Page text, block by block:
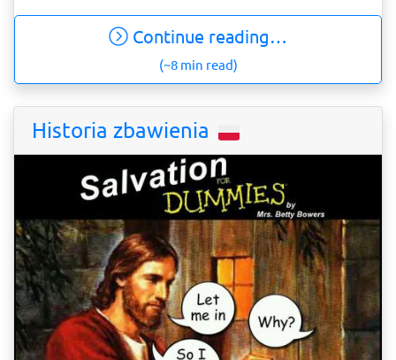
Continue reading…
(~8 min read)
Historia zbawienia